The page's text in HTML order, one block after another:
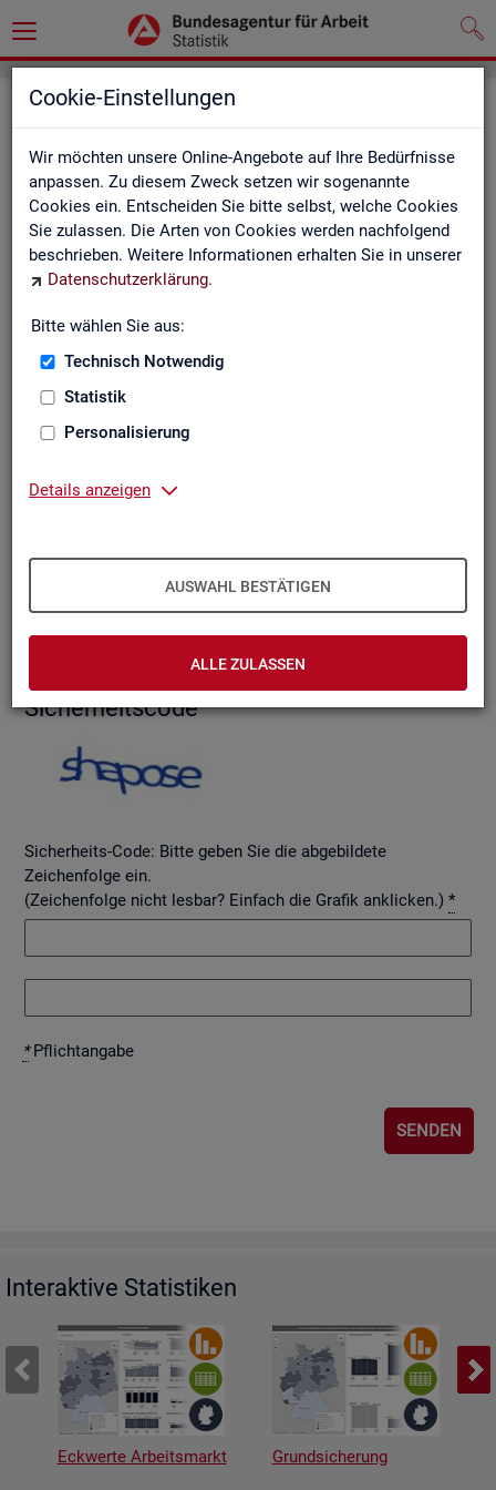
Cookie-Einstellungen
Wir möchten unsere Online-Angebote auf Ihre Bedürfnisse
anpassen. Zu diesem Zweck setzen wir sogenannte
Cookies ein. Entscheiden Sie bitte selbst, welche Cookies
Sie zulassen. Die Arten von Cookies werden nachfolgend
beschrieben. Weitere Informationen erhalten Sie in unserer
Datenschutzerklärung.
Bitte wählen Sie aus:
Technisch Notwendig
Statistik
Personalisierung
Details anzeigen
AUSWAHL BESTÄTIGEN
ALLE ZULASSEN
Seite emp­feh­len
Fel­der mit einem * sind Pflicht­fel­der und müs­sen aus­ge­füllt
wer­den
Ihre An­ga­ben
Empfänger*
Si­cher­heits­code
Sicherheits-Code: Bitte geben Sie die abgebildete
Zeichenfolge ein.
(Zeichenfolge nicht lesbar? Einfach die Grafik anklicken.) *
*Pflicht­an­ga­be
Interaktive Statistiken
Eckwerte Arbeitsmarkt Grundsicherung